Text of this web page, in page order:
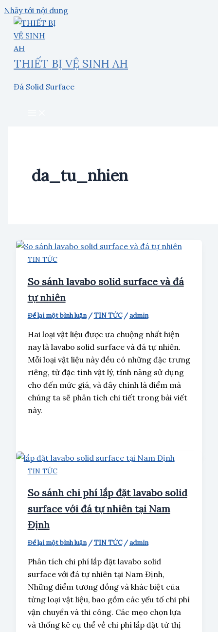
Nhảy tới nội dung
THIẾT BỊ VỆ SINH AH
Đá Solid Surface
da_tu_nhien
TIN TỨC
So sánh lavabo solid surface và đá
tự nhiên
Để lại một bình luận /TIN TỨC/admin
Hai loại vật liệu được ưa chuộng nhất hiện
nay là lavabo solid surface và đá tự nhiên.
Mỗi loại vật liệu này đều có những đặc trưng
riêng, từ đặc tính vật lý, tính năng sử dụng
cho đến mức giá, và đây chính là điểm mà
chúng ta sẽ phân tích chi tiết trong bài viết
này.
TIN TỨC
So sánh chi phí lắp đặt lavabo solid
surface với đá tự nhiên tại Nam
Định
Để lại một bình luận /TIN TỨC/admin
Phân tích chi phí lắp đặt lavabo solid
surface với đá tự nhiên tại Nam Định,
Những điểm tương đồng và khác biệt của
từng loại vật liệu, bao gồm các yếu tố chi phí
vận chuyển và thi công. Các mẹo chọn lựa
và thống kê cụ thể về chi phí lắp đặt từ thị